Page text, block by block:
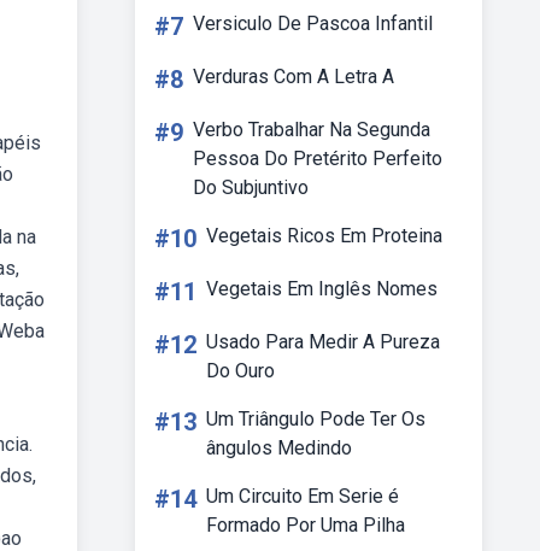
na
#7 Versiculo De Pascoa Infantil
#8 Verduras Com A Letra A
#9 Verbo Trabalhar Na Segunda
Pessoa Do Pretérito Perfeito
Do Subjuntivo
#10 Vegetais Ricos Em Proteina
#11 Vegetais Em Inglês Nomes
#12 Usado Para Medir A Pureza
Do Ouro
#13 Um Triângulo Pode Ter Os
ângulos Medindo
#14 Um Circuito Em Serie é
Formado Por Uma Pilha